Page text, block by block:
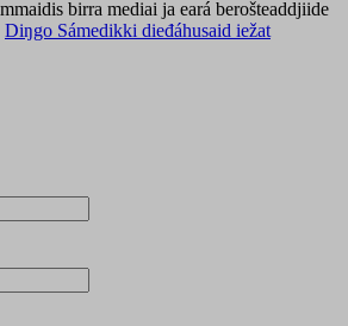
birra mediai ja eará berošteaddjiide
Diŋgo Sámedikki dieđáhusaid iežat